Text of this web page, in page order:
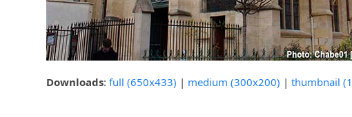
Downloads:full (650x433) | medium (300x200) |thumbnail